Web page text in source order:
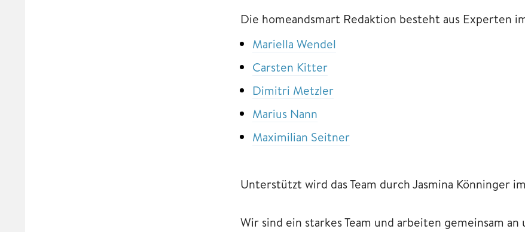
Die homeandsmart Redaktion besteht aus Experten
Mariella Wendel
Carsten Kitter
Dimitri Metzler
Marius Nann
Maximilian Seitner
Unterstützt wird das Team durch Jasmina Könninger
Wir sind ein starkes Team und arbeiten gemeinsam